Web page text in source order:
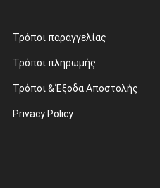
Τρόποι παραγγελίας
Τρόποι πληρωμής
Τρόποι & Έξοδα Αποστολής
Privacy Policy